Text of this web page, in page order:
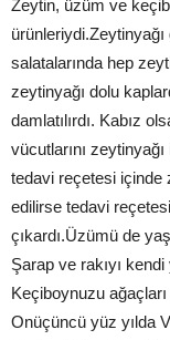
Zeytin, üzüm ve
salatalarında hep
zeytinyağı dolu
damlatılırdı. Kabız
vücutlarını
tedavi reçetesi içinde
edilirse tedavi
çıkardı.Üzümü de
Şarap ve rakıyı
Keçiboynuzu ağaçları
Onüçüncü yüz yılda